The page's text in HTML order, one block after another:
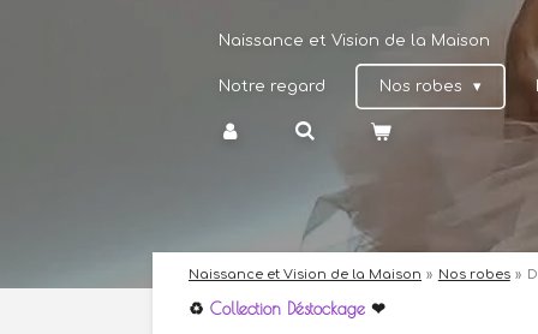
Naissance et Vision de la Maison
Notre regard Nos robes
Naissance et Vision de la Maison » Nos robes »
♻️ Collection Déstockage ❤